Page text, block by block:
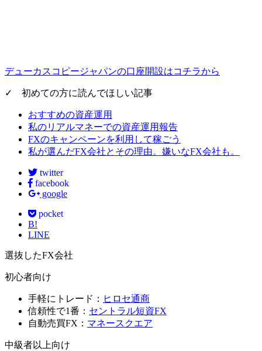
デューカスコピージャパンの口座開設はコチラから
✓ 初めての方に読んでほしい記事
おすすめの資産運用
私のリアルマネーでの資産運用報告
FXのキャンペーンを利用して稼ごう
私が選んだFX会社とその理由。嫌いなFX会社も。
twitter
facebook
google
pocket
B!
LINE
選抜したFX会社
初心者向け
手軽にトレード： ヒロセ通商
信頼性で1番： セントラル短資FX
自動売買FX： マネースクエア
中級者以上向け